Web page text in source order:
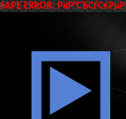
SAPE ERROR: